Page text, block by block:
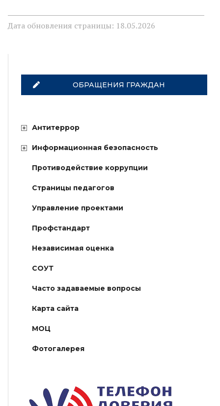
Дата обновления страницы: 18.05.2026
ОБРАЩЕНИЯ ГРАЖДАН
Антитеррор
Информационная безопасность
Противодействие коррупции
Страницы педагогов
Управление проектами
Профстандарт
Независимая оценка
СОУТ
Часто задаваемые вопросы
Карта сайта
МОЦ
Фотогалерея